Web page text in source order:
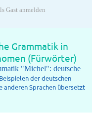
Gast anmelden
Grammatik in
(Fürwörter)
"Michel": deutsche
der deutschen
anderen Sprachen übersetzt